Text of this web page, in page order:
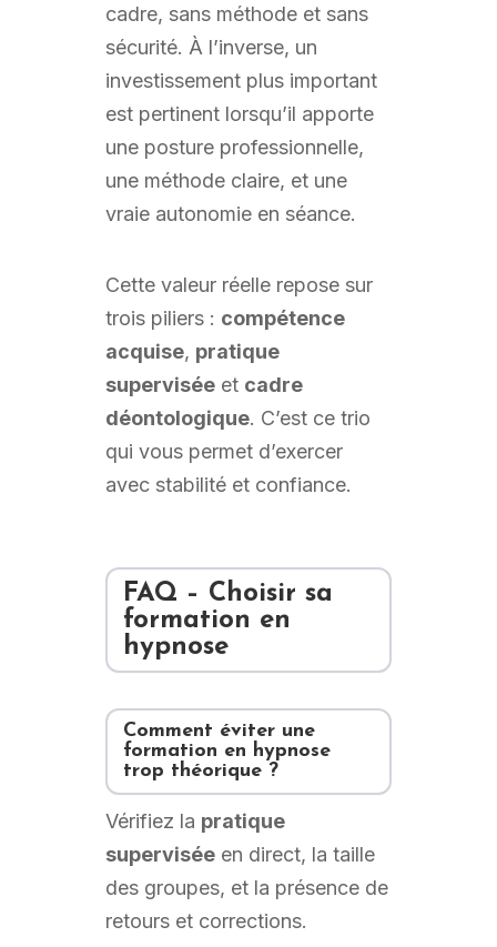
cadre, sans méthode et sans
sécurité. À l’inverse, un
investissement plus important
est pertinent lorsqu’il apporte
une posture professionnelle,
une méthode claire, et une
vraie autonomie en séance.
Cette valeur réelle repose sur
trois piliers : compétence
acquise, pratique
superviséeet cadre
déontologique. C’est ce trio
qui vous permet d’exercer
avec stabilité et confiance.
FAQ – Choisir sa
formation en
hypnose
Comment éviter une
formation en hypnose
trop théorique ?
Vérifiez la pratique
superviséeen direct, la taille
des groupes, et la présence de
retours et corrections.